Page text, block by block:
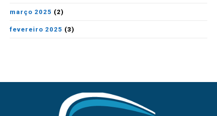
março 2025 (2)
fevereiro 2025 (3)